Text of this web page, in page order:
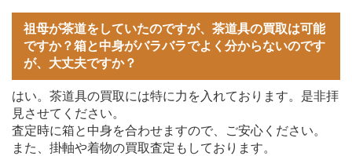
祖母が茶道をしていたのですが、茶道具の買取は可能
ですか？箱と中身がバラバラでよく分からないのです
が、大丈夫ですか？
はい。茶道具の買取には特に力を入れております。是非拝
見させてください。
査定時に箱と中身を合わせますので、ご安心ください。
また、掛軸や着物の買取査定もしております。